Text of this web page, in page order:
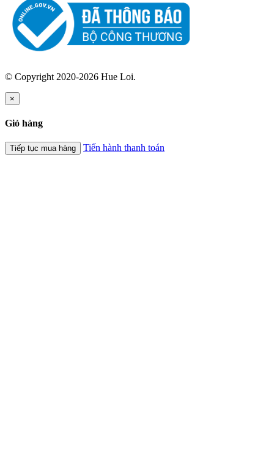
© Copyright 2020-2026 Hue Loi.
×
Giỏ hàng
Tiếp tục mua hàng Tiến hành thanh toán